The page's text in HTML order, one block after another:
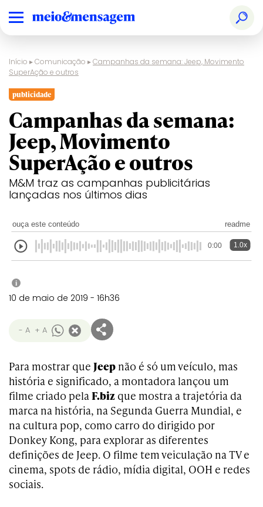
Início ▸Comunicação ▸Campanhas da semana: Jeep, Movimento
SuperAção e outros
publicidade
Campanhas da semana:
Jeep, Movimento
SuperAção e outros
M&M traz as campanhas publicitárias
lançadas nos últimos dias
ouça este conteúdo readme
0:00 1.0x
i
10 de maio de 2019 - 16h36
- A + A
Para mostrar que Jeep não é só um veículo, mas
história e significado, a montadora lançou um
filme criado pelaF.biz que mostra a trajetória da
marca na história, na Segunda Guerra Mundial, e
na cultura pop, como carro do dirigido por
Donkey Kong, para explorar as diferentes
definições de Jeep. O filme tem veiculação na TV e
cinema, spots de rádio, mídia digital, OOH e redes
sociais.